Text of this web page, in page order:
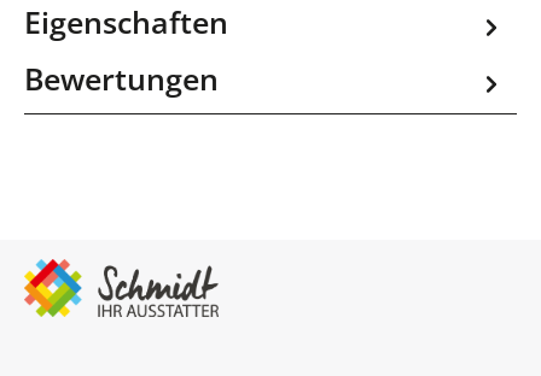
Eigenschaften
Bewertungen